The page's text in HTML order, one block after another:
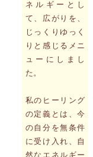
ネルギーとし
て、広がりを、
じっくりゆっく
りと感じるメニ
ューにしまし
た。
私のヒーリング
の定義とは、今
の自分を無条件
に受け入れ、自
然なエネルギー